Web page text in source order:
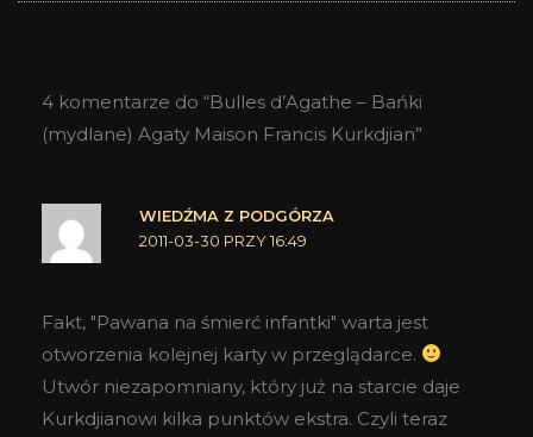
4 komentarze do “Bulles d’Agathe – Bańki
(mydlane) Agaty Maison Francis Kurkdjian”
WIEDŹMA Z PODGÓRZA
2011-03-30 PRZY 16:49
Fakt, "Pawana na śmierć infantki" warta jest
otworzenia kolejnej karty w przeglądarce.
Utwór niezapomniany, który już na starcie daje
Kurkdjianowi kilka punktów ekstra. Czyli teraz